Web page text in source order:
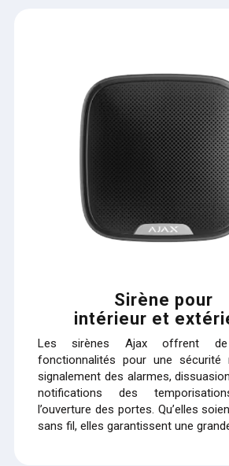
Sirène pour
intérieur et
Les sirènes Ajax offrent de
fonctionnalités pour une sécurité
signalement des alarmes,
notifications des
l’ouverture des portes. Qu’elles
sans fil, elles garantissent une